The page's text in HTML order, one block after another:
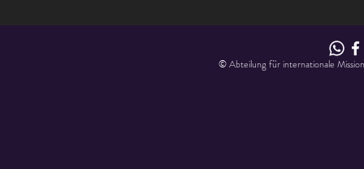
© Abteilung für internationale